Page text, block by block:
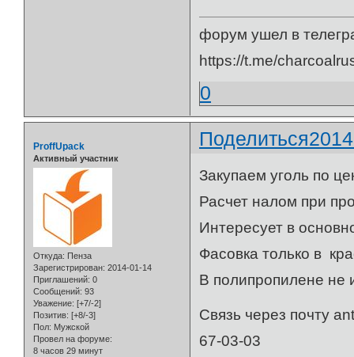
форум ушел в
https://t.me/
0
Поделиться
ProffUpack
Активный участник
Откуда: Пенза
Зарегистрирован: 2014-01-14
Приглашений: 0
Сообщений: 93
Уважение: [+7/-2]
Позитив: [+8/-3]
Пол: Мужской
Провел на форуме:
8 часов 29 минут
Закупаем уголь по
Расчет налом при
Интересует в
Фасовка только в
В полипропилене не
Связь через почту
67-03-03